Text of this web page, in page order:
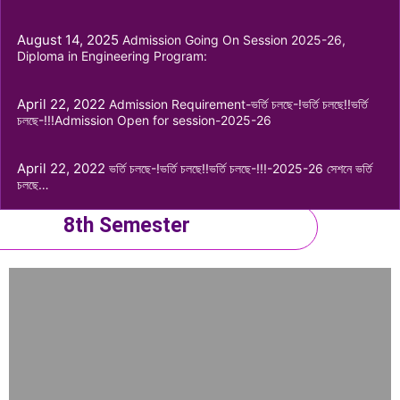
August 14, 2025 Admission Going On Session 2025-26,
Diploma in Engineering Program:
April 22, 2022 Admission Requirement-ভর্তি চলছে-!ভর্তি চলছে!!ভর্তি
চলছে-!!!Admission Open for session-2025-26
April 22, 2022 ভর্তি চলছে-!ভর্তি চলছে!!ভর্তি চলছে-!!!-2025-26 সেশনে ভর্তি
চলছে…
Fourth Year
7th Semester
8th Semester